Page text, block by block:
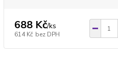
688 Kč/ks
614 Kč bez DPH